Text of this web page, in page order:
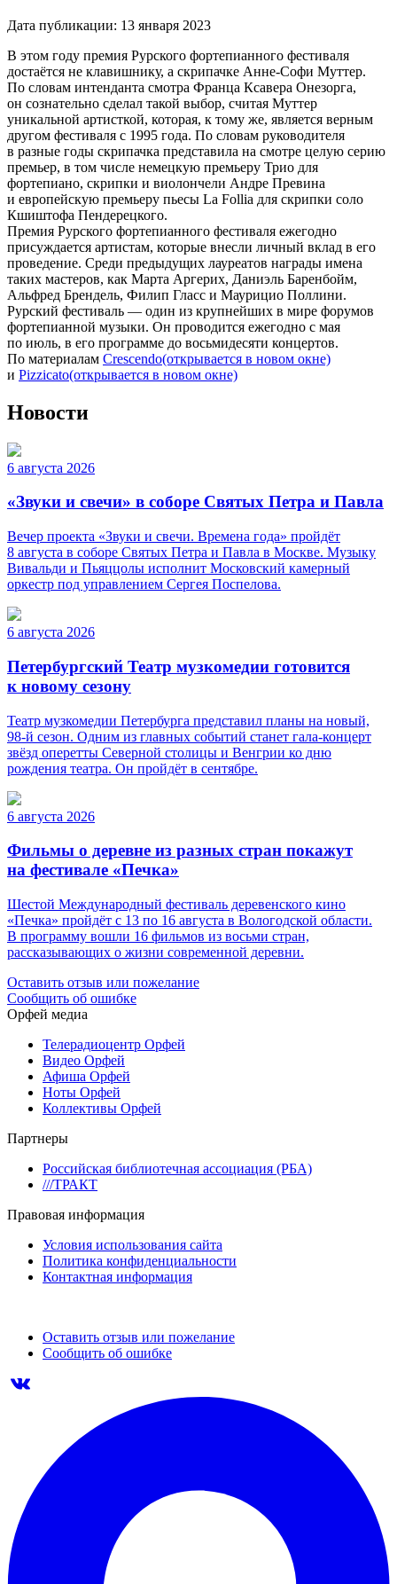
Дата публикации: 13 января 2023
В этом году премия Рурского фортепианного фестиваля
достаётся не клавишнику, а скрипачке Анне-Софи Муттер.
По словам интенданта смотра Франца Ксавера Онезорга,
он сознательно сделал такой выбор, считая Муттер
уникальной артисткой, которая, к тому же, является верным
другом фестиваля с 1995 года. По словам руководителя
в разные годы скрипачка представила на смотре целую серию
премьер, в том числе немецкую премьеру Трио для
фортепиано, скрипки и виолончели Андре Превина
и европейскую премьеру пьесы La Follia для скрипки соло
Кшиштофа Пендерецкого.
Премия Рурского фортепианного фестиваля ежегодно
присуждается артистам, которые внесли личный вклад в его
проведение. Среди предыдущих лауреатов награды имена
таких мастеров, как Марта Аргерих, Даниэль Баренбойм,
Альфред Брендель, Филип Гласс и Маурицио Поллини.
Рурский фестиваль — один из крупнейших в мире форумов
фортепианной музыки. Он проводится ежегодно с мая
по июль, в его программе до восьмидесяти концертов.
По материалам Сrescendo(открывается в новом окне)
и Pizzicato(открывается в новом окне)
Новости
6 августа 2026
«Звуки и свечи» в соборе Святых Петра и Павла
Вечер проекта «Звуки и свечи. Времена года» пройдёт
8 августа в соборе Святых Петра и Павла в Москве. Музыку
Вивальди и Пьяццолы исполнит Московский камерный
оркестр под управлением Сергея Поспелова.
6 августа 2026
Петербургский Театр музкомедии готовится
к новому сезону
Театр музкомедии Петербурга представил планы на новый,
98-й сезон. Одним из главных событий станет гала-концерт
звёзд оперетты Северной столицы и Венгрии ко дню
рождения театра. Он пройдёт в сентябре.
6 августа 2026
Фильмы о деревне из разных стран покажут
на фестивале «Печка»
Шестой Международный фестиваль деревенского кино
«Печка» пройдёт с 13 по 16 августа в Вологодской области.
В программу вошли 16 фильмов из восьми стран,
рассказывающих о жизни современной деревни.
Оставить отзыв или пожелание
Сообщить об ошибке
Орфей медиа
Телерадиоцентр Орфей
Видео Орфей
Афиша Орфей
Ноты Орфей
Коллективы Орфей
Партнеры
Российская библиотечная ассоциация (РБА)
///ТРАКТ
Правовая информация
Условия использования сайта
Политика конфиденциальности
Контактная информация
Оставить отзыв или пожелание
Сообщить об ошибке